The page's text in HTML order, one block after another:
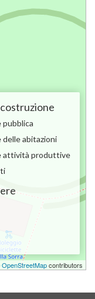
abitazioni
attività produttive
OpenStreetMapcontributors